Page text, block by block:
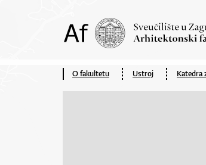
O fakultetu Ustroj Katedra